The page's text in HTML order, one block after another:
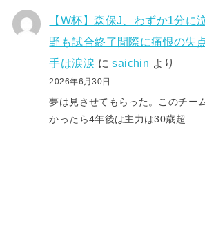
【W杯】森保J、わずか1分
野も試合終了間際に痛恨の
手は涙涙 にsaichin より
2026年6月30日
夢は見させてもらった。このチー
かったら4年後は主力は30歳超…